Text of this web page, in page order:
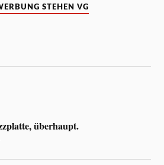
STEHEN VG
überhaupt.